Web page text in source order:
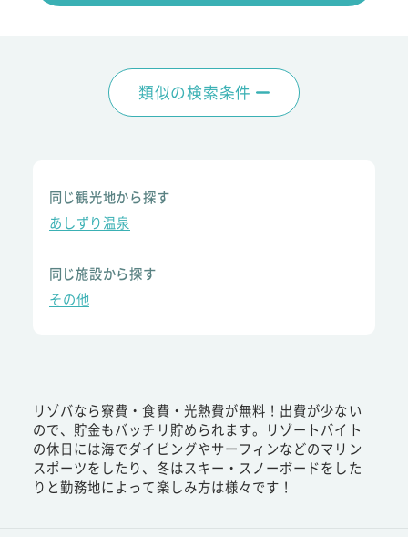
類似の検索条件
同じ観光地から探す
あしずり温泉
同じ施設から探す
その他
リゾバなら寮費・食費・光熱費が無料！出費が少ない
ので、貯金もバッチリ貯められます。リゾートバイト
の休日には海でダイビングやサーフィンなどのマリン
スポーツをしたり、冬はスキー・スノーボードをした
りと勤務地によって楽しみ方は様々です！